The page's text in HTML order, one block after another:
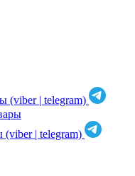
(viber | telegram)
| telegram)